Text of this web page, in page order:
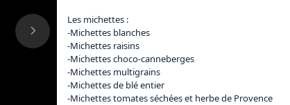
Les michettes :
-Michettes blanches
-Michettes raisins
-Michettes choco-canneberges
-Michettes multigrains
-Michettes de blé entier
-Michettes tomates séchées et herbe de Provence